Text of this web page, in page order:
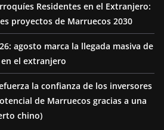
Residentes en el Extranjero:
proyectos de Marruecos 2030
agosto marca la llegada masiva de
el extranjero
la confianza de los inversores
de Marruecos gracias a una
chino)